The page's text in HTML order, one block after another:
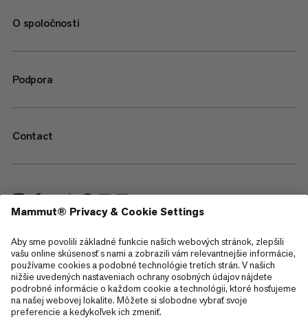
O spoločnosti
Podpora
Contact
—
Sitemap
Cookies